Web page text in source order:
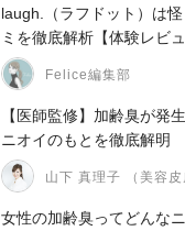
laugh.（ラフドット）は
ミを徹底解析【体験レビュ
Felice編集部
【医師監修】加齢臭が発
ニオイのもとを徹底解明
山下 真理子 （美容皮
女性の加齢臭ってどんな